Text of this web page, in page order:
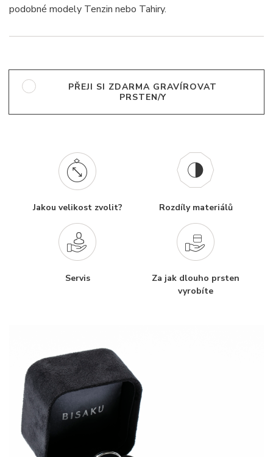
podobné modely Tenzin nebo Tahiry.
PŘEJI SI ZDARMA GRAVÍROVAT
PRSTEN/Y
Jakou velikost zvolit? Rozdíly materiálů
Servis
Za jak dlouho prsten
vyrobíte